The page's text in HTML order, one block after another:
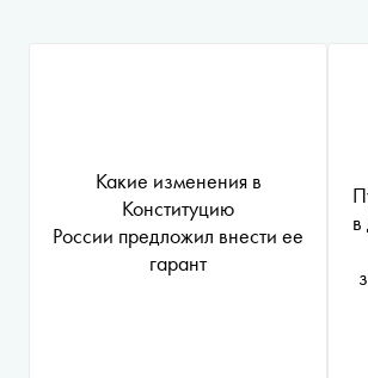
Какие изменения в
Конституцию
России предложил внести ее
гарант